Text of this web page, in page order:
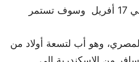
وبدأت محاكمته في 17 أفريل وسوف تستمر
وهو أب لتسعة أولاد من